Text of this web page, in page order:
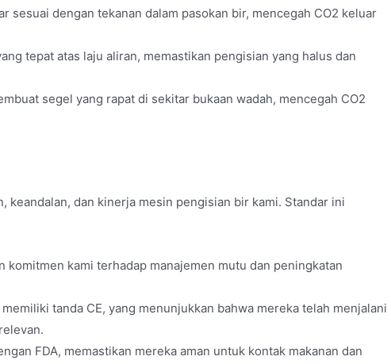
sesuai dengan tekanan dalam pasokan bir, mencegah CO2 keluar
tepat atas laju aliran, memastikan pengisian yang halus dan
segel yang rapat di sekitar bukaan wadah, mencegah CO2
keandalan, dan kinerja mesin pengisian bir kami. Standar ini
kami terhadap manajemen mutu dan peningkatan
tanda CE, yang menunjukkan bahwa mereka telah menjalani
FDA, memastikan mereka aman untuk kontak makanan dan